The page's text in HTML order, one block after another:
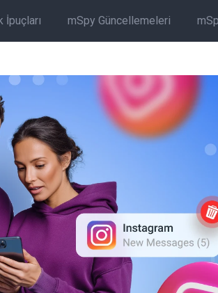
İpuçları mSpy Güncellemeleri